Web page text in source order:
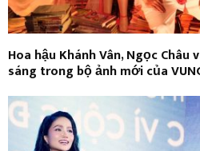
Hoa hậu Khánh Vân, Ngọc
sáng trong bộ ảnh mới của